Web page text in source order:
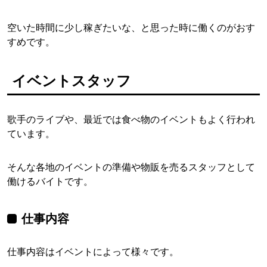
空いた時間に少し稼ぎたいな、と思った時に働くのがおす
すめです。
イベントスタッフ
歌手のライブや、最近では食べ物のイベントもよく行われ
ています。
そんな各地のイベントの準備や物販を売るスタッフとして
働けるバイトです。
仕事内容
仕事内容はイベントによって様々です。